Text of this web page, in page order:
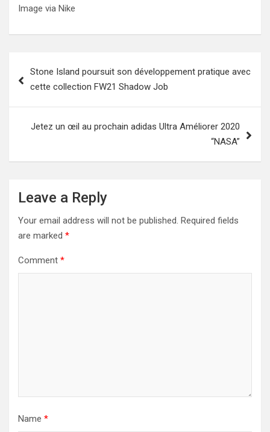
Image via Nike
navigation
Stone Island poursuit son développement pratique avec
cette collection FW21 Shadow Job
Jetez un œil au prochain adidas Ultra Améliorer 2020
“NASA”
Leave a Reply
Your email address will not be published. Required fields
are marked *
Comment *
Name *